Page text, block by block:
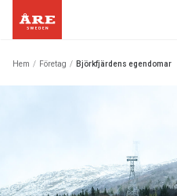
Hem / Företag / Björkfjärdens egendomar